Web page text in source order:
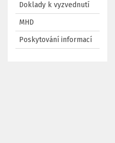
Doklady k vyzvednutí
MHD
Poskytování informací